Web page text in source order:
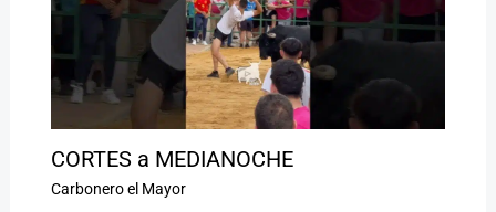
CORTES a MEDIANOCHE
Carbonero el Mayor